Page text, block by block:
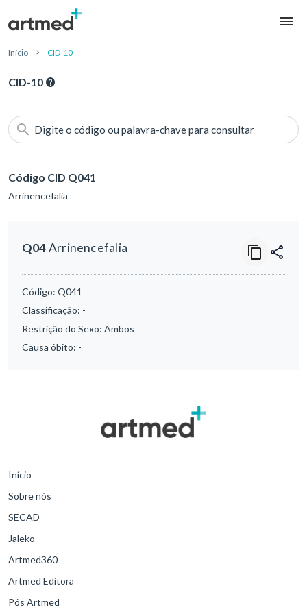
Início CID-10
CID-10
Digite o código ou palavra-chave para consultar
Código CID Q041
Arrinencefalia
Q04Arrinencefalia
Código: Q041
Classificação: -
Restrição do Sexo: Ambos
Causa óbito: -
Início
Sobre nós
SECAD
Jaleko
Artmed360
Artmed Editora
Pós Artmed